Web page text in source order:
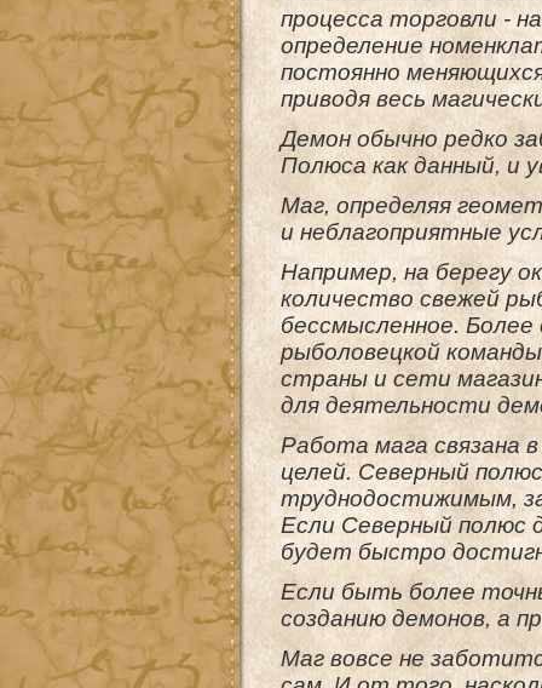
процесса торговли -
определение
постоянно
приводя весь
Демон обычно редко
Полюса как данный, и
Маг, определяя
и неблагоприятные
Например, на берегу
количество свежей
бессмысленное.
рыболовецкой
страны и сети
для деятельности
Работа мага связана
целей. Северный
труднодостижимым,
Если Северный полюс
будет быстро
Если быть более
созданию демонов, а
Маг вовсе не